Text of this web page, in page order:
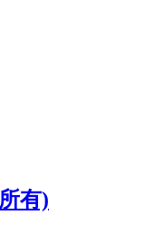
有)